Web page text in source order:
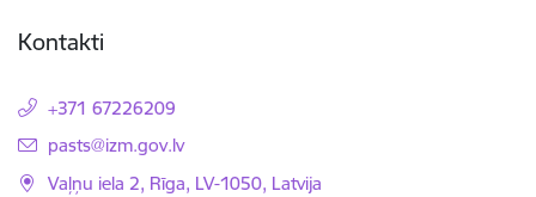
Kontakti
+371 67226209
E-pasts:
pasts@izm.gov.lv
Vaļņu iela 2, Rīga, LV-1050, Latvija